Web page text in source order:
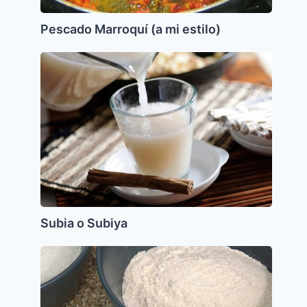
Pescado Marroquí (a mi estilo)
Subia
Subiya
Subia o Subiya
Harina
de
Arroz